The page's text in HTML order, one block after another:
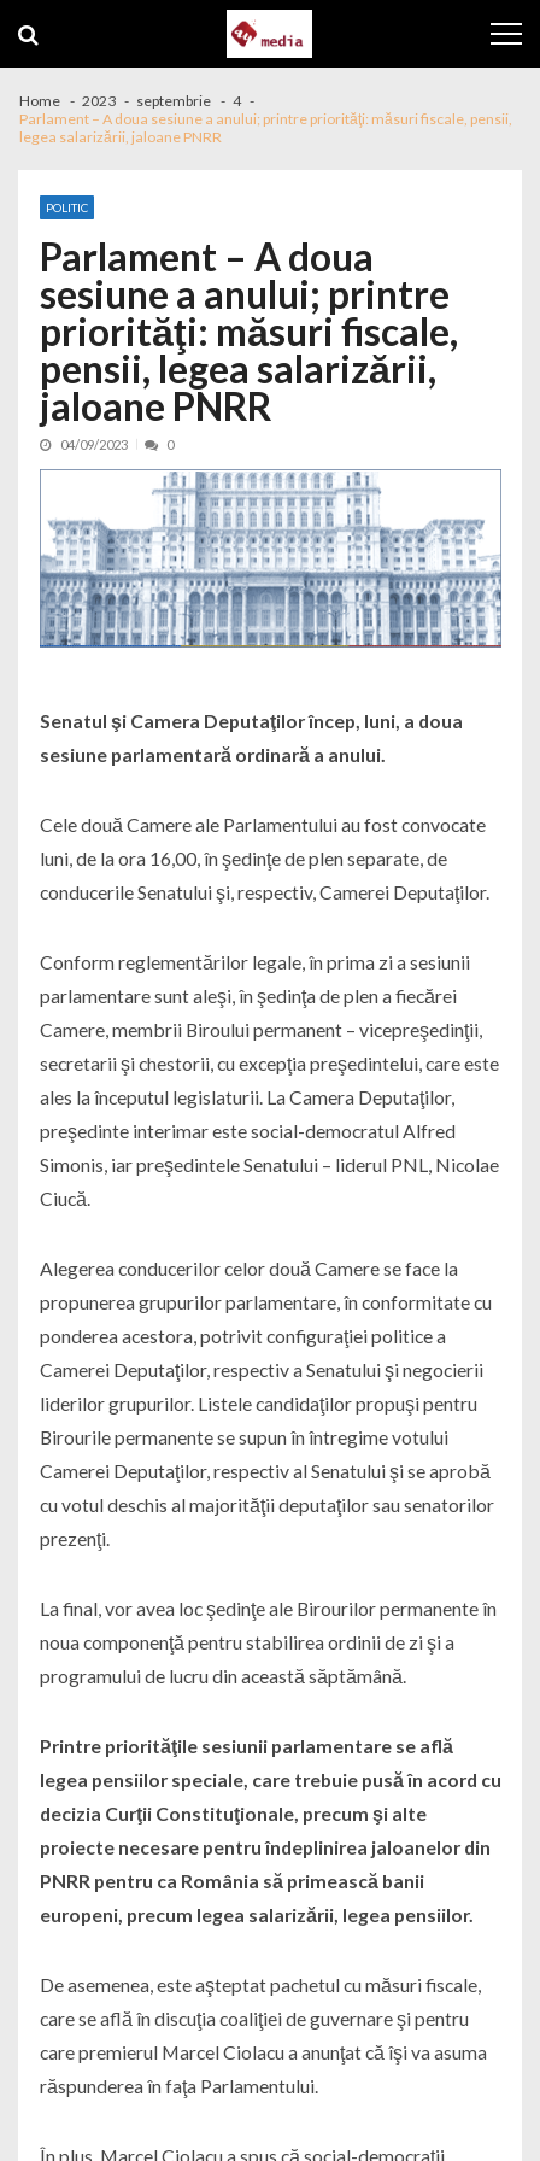
Home 2023 septembrie
4
Parlament – A doua sesiune a anului; printre priorităţi: măsuri fiscale, pensii,
legea salarizării, jaloane PNRR
POLITIC
Parlament – A doua
sesiune a anului; printre
priorităţi: măsuri fiscale,
pensii, legea salarizării,
jaloane PNRR
04/09/2023 0
Senatul şi Camera Deputaţilor încep, luni, a doua
sesiune parlamentară ordinară a anului.
Cele două Camere ale Parlamentului au fost convocate
luni, de la ora 16,00, în şedinţe de plen separate, de
conducerile Senatului şi, respectiv, Camerei Deputaţilor.
Conform reglementărilor legale, în prima zi a sesiunii
parlamentare sunt aleşi, în şedinţa de plen a fiecărei
Camere, membrii Biroului permanent – vicepreşedinţii,
secretarii şi chestorii, cu excepţia preşedintelui, care este
ales la începutul legislaturii. La Camera Deputaţilor,
preşedinte interimar este social-democratul Alfred
Simonis, iar preşedintele Senatului – liderul PNL, Nicolae
Ciucă.
Alegerea conducerilor celor două Camere se face la
propunerea grupurilor parlamentare, în conformitate cu
ponderea acestora, potrivit configuraţiei politice a
Camerei Deputaţilor, respectiv a Senatului şi negocierii
liderilor grupurilor. Listele candidaţilor propuşi pentru
Birourile permanente se supun în întregime votului
Camerei Deputaţilor, respectiv al Senatului şi se aprobă
cu votul deschis al majorităţii deputaţilor sau senatorilor
prezenţi.
La final, vor avea loc şedinţe ale Birourilor permanente în
noua componenţă pentru stabilirea ordinii de zi şi a
programului de lucru din această săptămână.
Printre priorităţile sesiunii parlamentare se află
legea pensiilor speciale, care trebuie pusă în acord cu
decizia Curţii Constituţionale, precum şi alte
proiecte necesare pentru îndeplinirea jaloanelor din
PNRR pentru ca România să primească banii
europeni, precum legea salarizării, legea pensiilor.
De asemenea, este aşteptat pachetul cu măsuri fiscale,
care se află în discuţia coaliţiei de guvernare şi pentru
care premierul Marcel Ciolacu a anunţat că îşi va asuma
răspunderea în faţa Parlamentului.
În plus, Marcel Ciolacu a spus că social-democraţii